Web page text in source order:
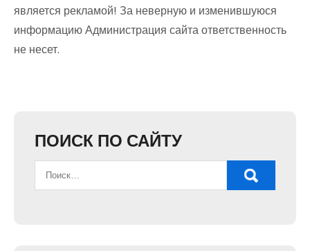
является рекламой! За неверную и изменившуюся
информацию Администрация сайта ответственность
не несет.
ПОИСК ПО САЙТУ